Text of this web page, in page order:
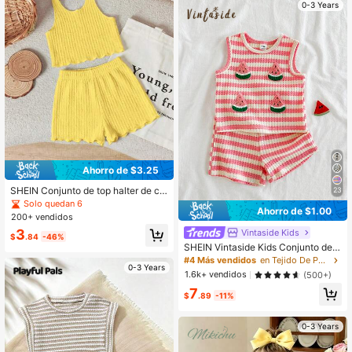
Ahorro de $3.25
SHEIN Conjunto de top halter de cu
ello sólido y texturizado con shorts
de cintura elástica, estilo casual y li
ndo para bebé niña
Solo quedan 6
200+ vendidos
$3.84 -46%
0-3 Years
0-3 Years
23
Ahorro de $1.00
Vintaside Kids
SHEIN Vintaside Kids Conjunto de v
erano para bebé niña con rayas ros
as, top sin mangas de cuello redond
o lindo y shorts a juego, estampado
de fresa, estilo dulce, diseño ligero,
para vacaciones y hogar
#4 Más vendidos
en Tejido De Punto Conjuntos de camisetas sin mang
1.6k+ vendidos
(500+)
$7.89 -11%
0-3 Years